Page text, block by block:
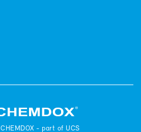
CHEM­DOX - part of UCS